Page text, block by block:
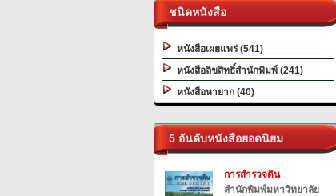
ชนิดหนังสือ
หนังสือเผยแพร่ (541)
หนังสือลิขสิทธิ์สำนักพิมพ์ (241)
หนังสือหายาก (40)
5 อันดับหนังสือยอดนิยม
การสำรวจดิน
สำนักพิมพ์มหาวิทยาลัย